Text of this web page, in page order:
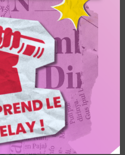
pu prédire
?”
sauf